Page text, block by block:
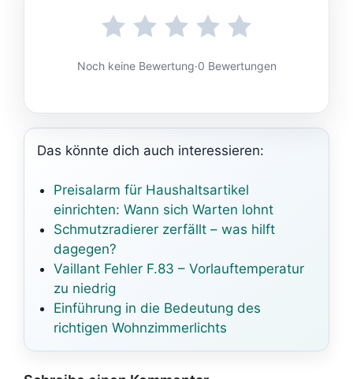
Noch keine Bewertung·0 Bewertungen
Das könnte dich auch interessieren:
Preisalarm für Haushaltsartikel
einrichten: Wann sich Warten lohnt
Schmutzradierer zerfällt – was hilft
dagegen?
Vaillant Fehler F.83 – Vorlauftemperatur
zu niedrig
Einführung in die Bedeutung des
richtigen Wohnzimmerlichts